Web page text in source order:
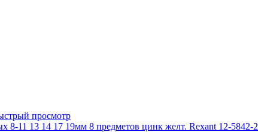
просмотр
8-11 13 14 17 19мм 8 предметов цинк желт. Rexant 12-5842-2